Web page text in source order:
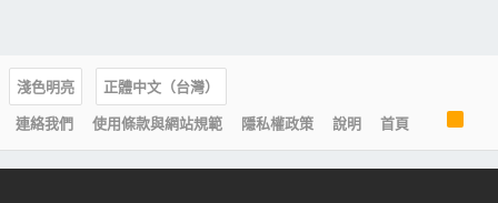
淺色明亮
正體中文（台灣）
連絡我們
使用條款與網站規範 隱私權政策 說明 首頁
R
S
S